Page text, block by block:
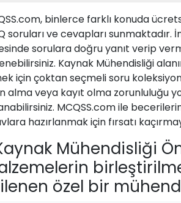
binlerce farklı konuda
soruları ve cevapları sunmaktadır.
sorulara doğru yanıt verip
Kaynak Mühendisliği
için çoktan seçmeli soru
alma veya kayıt olma zorunluluğu
MCQSS.com ile
hazırlanmak için fırsatı
Mühendisliği
özel bir